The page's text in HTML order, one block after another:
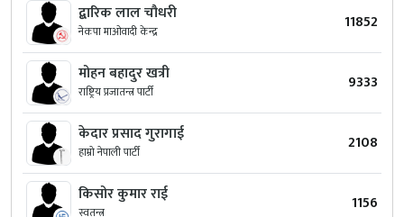
द्बारिक लाल चौधरी
नेकपा माओवादी केन्द्र 11852
मोहन बहादुर खत्री
राष्ट्रिय प्रजातन्त्र पार्टी 9333
केदार प्रसाद गुरागाई
हाम्रो नेपाली पार्टी 2108
किसोर कुमार राई
स्वतन्त्र 1156